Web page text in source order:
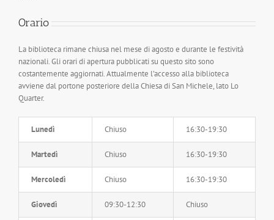
Orario
La biblioteca rimane chiusa nel mese di agosto e durante le festività
nazionali. Gli orari di apertura pubblicati su questo sito sono
costantemente aggiornati. Attualmente l’accesso alla biblioteca
avviene dal portone posteriore della Chiesa di San Michele, lato Lo
Quarter.
Lunedì Chiuso 16:30-19:30
Martedì Chiuso 16:30-19:30
Mercoledì Chiuso 16:30-19:30
Giovedì 09:30-12:30 Chiuso